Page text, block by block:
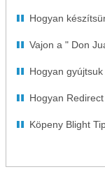
Hogyan
Vajon a " Don
Hogyan
Hogyan
Köpeny Blight